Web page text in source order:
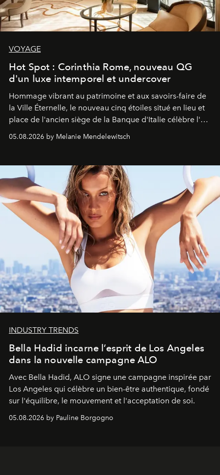
VOYAGE
Hot Spot : Corinthia Rome, nouveau QG
d'un luxe intemporel et undercover
Hommage vibrant au patrimoine et aux savoirs-faire de
la Ville Éternelle, le nouveau cinq étoiles situé en lieu et
place de l'ancien siège de la Banque d'Italie célèbre l'art
de vivre Romain dans toute son élégance intemporelle.
05.08.2026 by Melanie Mendelewitsch
INDUSTRY TRENDS
Bella Hadid incarne l’esprit de Los Angeles
dans la nouvelle campagne ALO
Avec Bella Hadid, ALO signe une campagne inspirée par
Los Angeles qui célèbre un bien-être authentique, fondé
sur l'équilibre, le mouvement et l'acceptation de soi.
05.08.2026 by Pauline Borgogno